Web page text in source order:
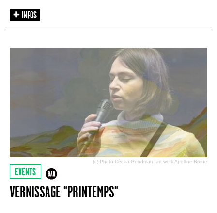
(c) Photo Cécilia Goodman, art work Apolline Borne
EVENTS
VERNISSAGE "PRINTEMPS"